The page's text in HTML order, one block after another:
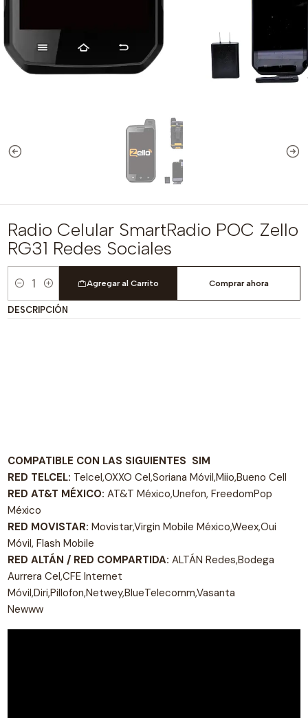
Radio Celular SmartRadio POC Zello
RG31 Redes Sociales
Cantidad
Agregar al Carrito Comprar ahora
DESCRIPCIÓN
COMPATIBLE CON LAS SIGUIENTES SIM
RED TELCEL: Telcel,OXXO Cel,Soriana Móvil,Miio,Bueno Cell
RED AT&T MÉXICO: AT&T México,Unefon, FreedomPop
México
RED MOVISTAR: Movistar,Virgin Mobile México,Weex,Oui
Móvil, Flash Mobile
RED ALTÁN / RED COMPARTIDA: ALTÁN Redes,Bodega
Aurrera Cel,CFE Internet
Móvil,Diri,Pillofon,Netwey,BlueTelecomm,Vasanta
Newww